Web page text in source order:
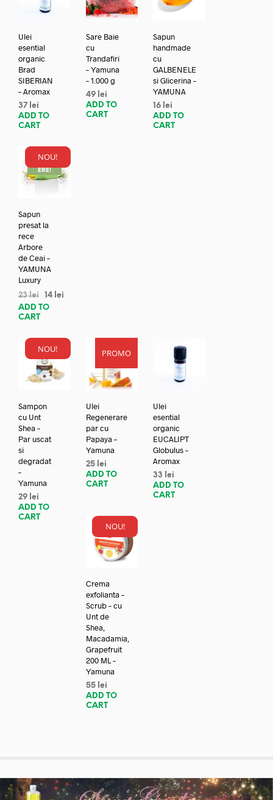
Ulei
esential
organic
Brad
SIBERIAN
– Aromax
37 lei
ADD TO
CART
Sare Baie
cu
Trandafiri
– Yamuna
– 1.000 g
49 lei
ADD TO
CART
Sapun
handmade
cu
GALBENELE
si Glicerina –
YAMUNA
16 lei
ADD TO
CART
NOU!
REDUC
ERE!
Sapun
presat la
rece
Arbore
de Ceai –
YAMUNA
Luxury
23lei 14 lei
ADD TO
CART
NOU!
Sampon
cu Unt
Shea –
Par uscat
si
degradat
–
Yamuna
29 lei
ADD TO
CART
PROMO
Ulei
Regenerare
par cu
Papaya –
Yamuna
25 lei
ADD TO
CART
Ulei
esential
organic
EUCALIPT
Globulus –
Aromax
33
lei
ADD TO
CART
NOU!
Crema
exfolianta –
Scrub – cu
Unt de
Shea,
Macadamia,
Grapefruit
200 ML –
Yamuna
55 lei
ADD TO
CART